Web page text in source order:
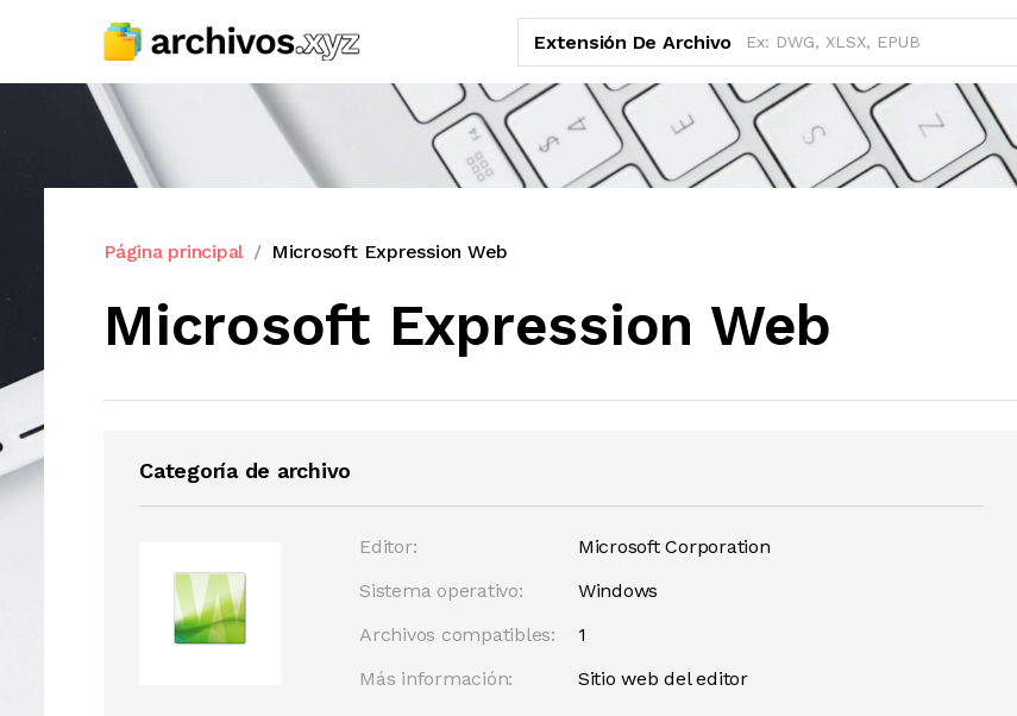
Extensión De Archivo
Página principal Microsoft Expression Web
Microsoft Expression Web
Categoría de archivo
Editor:
Microsoft Corporation
Sistema operativo:
Windows
Archivos compatibles:
1
Más información:
Sitio web del editor